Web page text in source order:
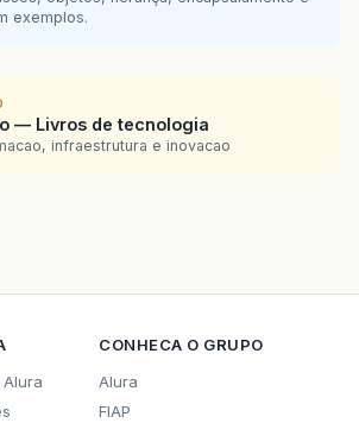
exemplos.
— Livros de tecnologia
infraestrutura e inovacao
CONHECA O GRUPO
Alura
FIAP